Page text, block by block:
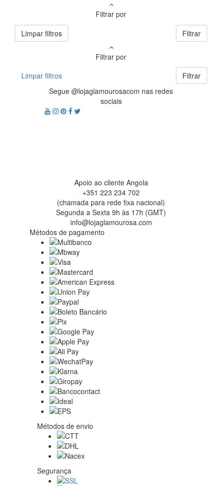
Filtrar por
Limpar filtros
Filtrar
Filtrar por
Limpar filtros
Filtrar
Segue @lojaglamourosacom nas redes
sociais
Apoio ao cliente Angola
+351 223 234 702
(chamada para rede fixa nacional)
Segunda a Sexta 9h às 17h (GMT)
info@lojaglamourosa.com
Métodos de pagamento
Métodos de envio
Segurança